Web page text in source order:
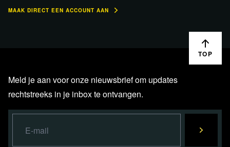
MAAK DIRECT EEN ACCOUNT AAN
TOP
Meld je aan voor onze nieuwsbrief om updates
rechtstreeks in je inbox te ontvangen.